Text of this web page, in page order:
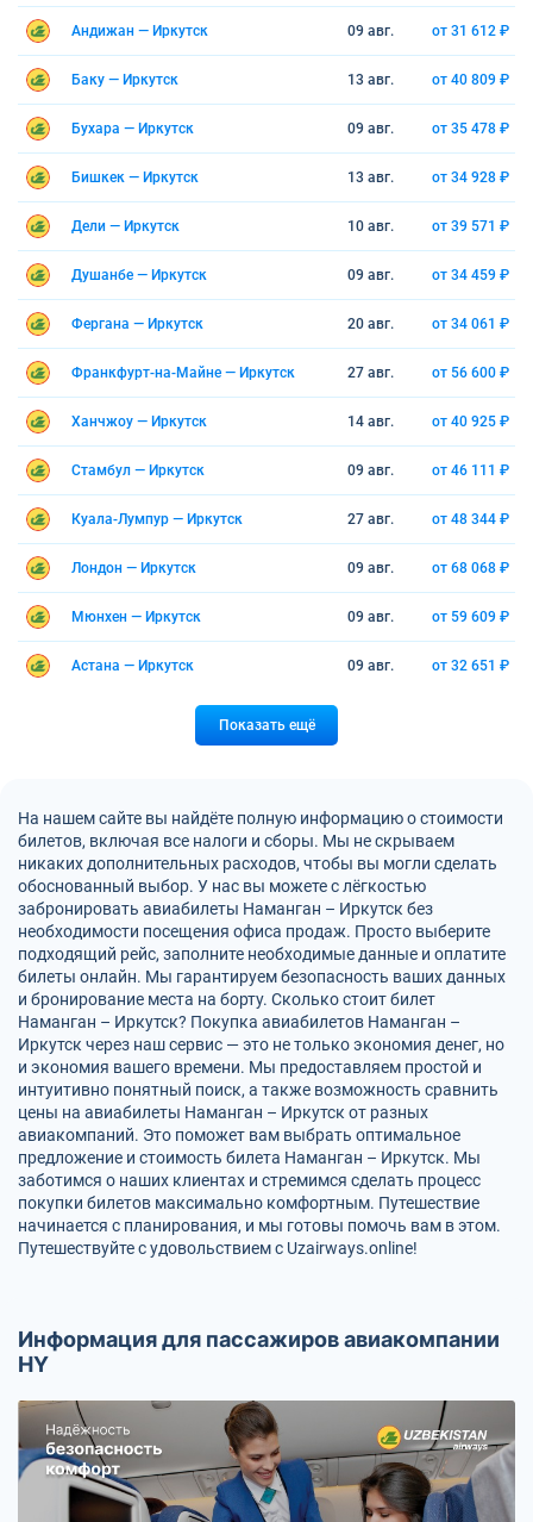
Андижан — Иркутск 09 авг. от 31 612 ₽
Баку — Иркутск 13 авг. от 40 809 ₽
Бухара — Иркутск 09 авг. от 35 478 ₽
Бишкек — Иркутск 13 авг. от 34 928 ₽
Дели — Иркутск 10 авг. от 39 571 ₽
Душанбе — Иркутск 09 авг. от 34 459 ₽
Фергана — Иркутск 20 авг. от 34 061 ₽
Франкфурт-на-Майне — Иркутск 27 авг. от 56 600 ₽
Ханчжоу — Иркутск 14 авг. от 40 925 ₽
Стамбул — Иркутск 09 авг. от 46 111 ₽
Куала-Лумпур — Иркутск 27 авг. от 48 344 ₽
Лондон — Иркутск 09 авг. от 68 068 ₽
Мюнхен — Иркутск 09 авг. от 59 609 ₽
Астана — Иркутск 09 авг. от 32 651 ₽
Показать ещё
На нашем сайте вы найдёте полную информацию о стоимости
билетов, включая все налоги и сборы. Мы не скрываем
никаких дополнительных расходов, чтобы вы могли сделать
обоснованный выбор. У нас вы можете с лёгкостью
забронировать авиабилеты Наманган – Иркутск без
необходимости посещения офиса продаж. Просто выберите
подходящий рейс, заполните необходимые данные и оплатите
билеты онлайн. Мы гарантируем безопасность ваших данных
и бронирование места на борту. Сколько стоит билет
Наманган – Иркутск? Покупка авиабилетов Наманган –
Иркутск через наш сервис — это не только экономия денег, но
и экономия вашего времени. Мы предоставляем простой и
интуитивно понятный поиск, а также возможность сравнить
цены на авиабилеты Наманган – Иркутск от разных
авиакомпаний. Это поможет вам выбрать оптимальное
предложение и стоимость билета Наманган – Иркутск. Мы
заботимся о наших клиентах и стремимся сделать процесс
покупки билетов максимально комфортным. Путешествие
начинается с планирования, и мы готовы помочь вам в этом.
Путешествуйте с удовольствием с Uzairways.online!
Информация для пассажиров авиакомпании
HY